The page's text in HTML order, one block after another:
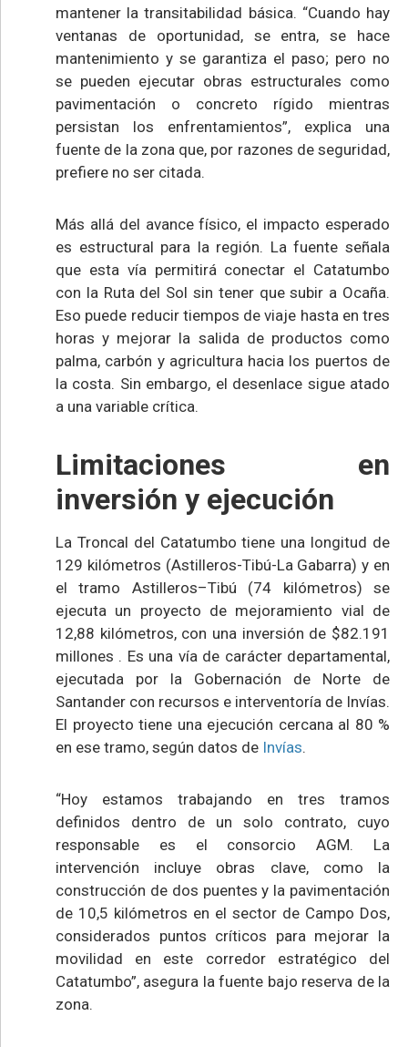
mantener la transitabilidad básica. “Cuando hay
ventanas de oportunidad, se entra, se hace
mantenimiento y se garantiza el paso; pero no
se pueden ejecutar obras estructurales como
pavimentación o concreto rígido mientras
persistan los enfrentamientos”, explica una
fuente de la zona que, por razones de seguridad,
prefiere no ser citada.
Más allá del avance físico, el impacto esperado
es estructural para la región. La fuente señala
que esta vía permitirá conectar el Catatumbo
con la Ruta del Sol sin tener que subir a Ocaña.
Eso puede reducir tiempos de viaje hasta en tres
horas y mejorar la salida de productos como
palma, carbón y agricultura hacia los puertos de
la costa. Sin embargo, el desenlace sigue atado
a una variable crítica.
Limitaciones en
inversión y ejecución
La Troncal del Catatumbo tiene una longitud de
129 kilómetros (Astilleros-Tibú-La Gabarra) y en
el tramo Astilleros–Tibú (74 kilómetros) se
ejecuta un proyecto de mejoramiento vial de
12,88 kilómetros, con una inversión de $82.191
millones . Es una vía de carácter departamental,
ejecutada por la Gobernación de Norte de
Santander con recursos e interventoría de Invías.
El proyecto tiene una ejecución cercana al 80 %
en ese tramo, según datos de Invías.
“Hoy estamos trabajando en tres tramos
definidos dentro de un solo contrato, cuyo
responsable es el consorcio AGM. La
intervención incluye obras clave, como la
construcción de dos puentes y la pavimentación
de 10,5 kilómetros en el sector de Campo Dos,
considerados puntos críticos para mejorar la
movilidad en este corredor estratégico del
Catatumbo”, asegura la fuente bajo reserva de la
zona.